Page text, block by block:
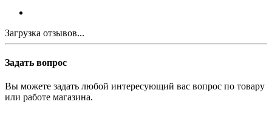
Загрузка отзывов...
Задать вопрос
Вы можете задать любой интересующий вас вопрос по товару
или работе магазина.